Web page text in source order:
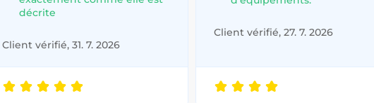
décrite
Client vérifié, 31. 7. 2026
Client vérifié, 27. 7. 2026